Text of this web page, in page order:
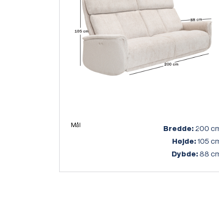
Mål Bredde:200
Højde:105
Dybde:88